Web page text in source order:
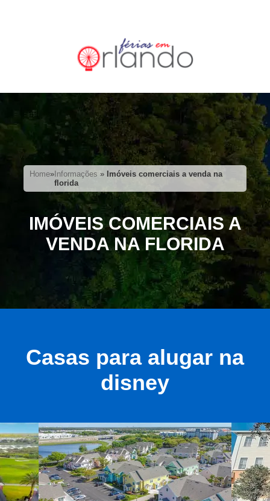
Home» Informações » Imóveis comerciais a venda na
florida
IMÓVEIS COMERCIAIS A
VENDA NA FLORIDA
Casas para alugar na
disney